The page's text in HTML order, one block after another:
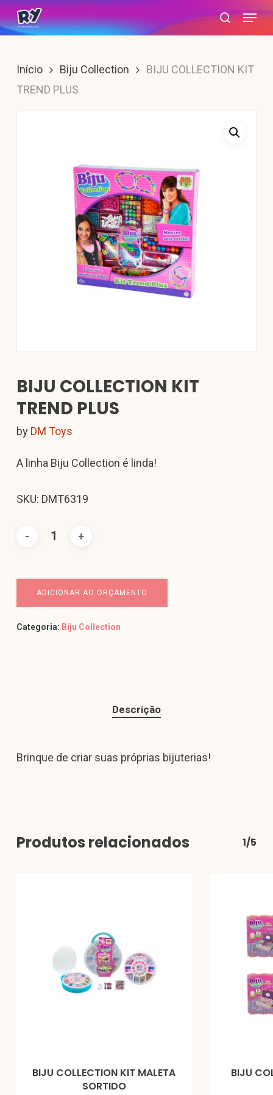
Skip
to
content
search
Menu
Início Biju Collection
BIJU COLLECTION KIT
TREND PLUS
BIJU COLLECTION KIT
TREND PLUS
by DM Toys
A linha Biju Collection é linda!
SKU: DMT6319
ADICIONAR AO ORÇAMENTO
Categoria: Biju Collection
Descrição
Brinque de criar suas próprias bijuterias!
Produtos relacionados 1/5
BIJU COLLECTION KIT MALETA
SORTIDO
BIJU